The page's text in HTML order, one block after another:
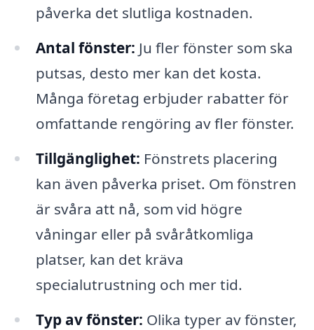
påverka det slutliga kostnaden.
Antal fönster: Ju fler fönster som ska
putsas, desto mer kan det kosta.
Många företag erbjuder rabatter för
omfattande rengöring av fler fönster.
Tillgänglighet: Fönstrets placering
kan även påverka priset. Om fönstren
är svåra att nå, som vid högre
våningar eller på svåråtkomliga
platser, kan det kräva
specialutrustning och mer tid.
Typ av fönster: Olika typer av fönster,